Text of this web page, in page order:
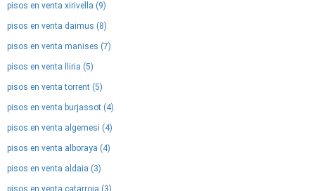
pisos en venta xirivella (9)
pisos en venta daimus (8)
pisos en venta manises (7)
pisos en venta lliria (5)
pisos en venta torrent (5)
pisos en venta burjassot (4)
pisos en venta algemesi (4)
pisos en venta alboraya (4)
pisos en venta aldaia (3)
pisos en venta catarroja (3)